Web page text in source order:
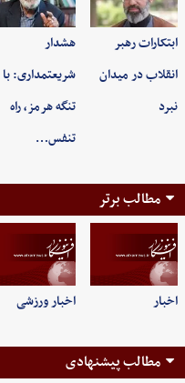
ابتکارات رهبر
انقلاب در میدان
نبرد
هشدار
شریعتمداری: با
تنگه هرمز، راه
تنفس…
مطالب برتر
اخبار اخبار ورزشی
مطالب پیشنهادی